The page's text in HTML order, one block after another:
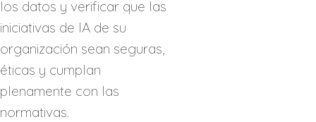
los datos y verificar que las
iniciativas de IA de su
organización sean seguras,
éticas y cumplan
plenamente con las
normativas.